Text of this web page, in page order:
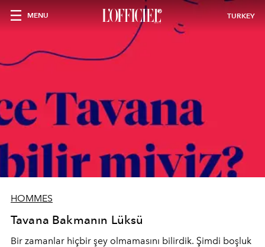
MENU TURKEY
HOMMES
Tavana Bakmanın Lüksü
Bir zamanlar hiçbir şey olmamasını bilirdik. Şimdi boşluk